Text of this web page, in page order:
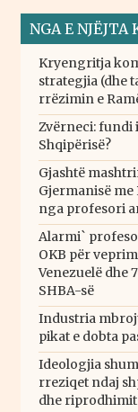
NGA E NJËJTA
Kryengritja
strategjia (dhe
rrëzimin e
Zvërneci: fundi
Shqipërisë?
Gjashtë
Gjermanisë
nga profesori
Alarmi`
OKB për
Venezuelë dhe
SHBA-së
Industria
pikat e dobta
Ideologjia
rreziqet ndaj
dhe riprodhimit